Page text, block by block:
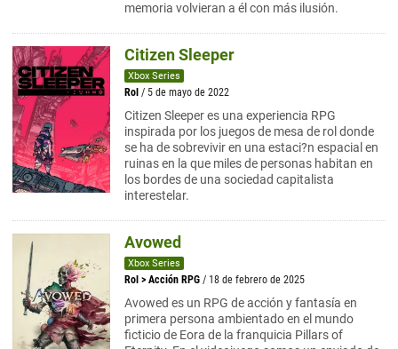
memoria volvieran a él con más ilusión.
Citizen Sleeper
Xbox Series
Rol / 5 de mayo de 2022
Citizen Sleeper es una experiencia RPG
inspirada por los juegos de mesa de rol donde
se ha de sobrevivir en una estaci?n espacial en
ruinas en la que miles de personas habitan en
los bordes de una sociedad capitalista
interestelar.
Avowed
Xbox Series
Rol > Acción RPG / 18 de febrero de 2025
Avowed es un RPG de acción y fantasía en
primera persona ambientado en el mundo
ficticio de Eora de la franquicia Pillars of